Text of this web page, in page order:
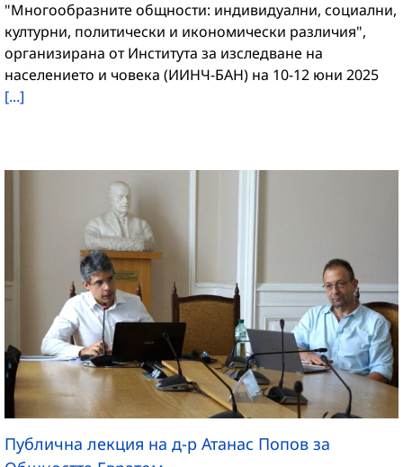
"Многообразните общности: индивидуални, социални,
културни, политически и икономически различия",
организирана от Института за изследване на
населението и човека (ИИНЧ-БАН) на 10-12 юни 2025
[...]
Публична лекция на д-р Атанас Попов за